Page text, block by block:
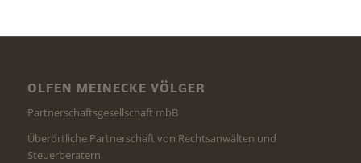
OLFEN MEINECKE VÖLGER
Partnerschaftsgesellschaft mbB
Überörtliche Partnerschaft von Rechtsanwälten und
Steuerberatern